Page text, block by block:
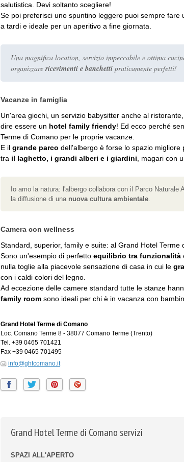
salutistica. Devi soltanto scegliere!
Se poi preferisci uno spuntino leggero puoi sempre fare
a tardi e ideale per un aperitivo a fine giornata.
Una magnifica location, servizio impeccabile e ottima
organizzare ricevimenti e banchetti praticamente perfetti!
Vacanze in famiglia
Un'area giochi, un servizio babysitter anche al
dire essere un hotel family friendy! Ed ecco perché
Terme di Comano per le proprie vacanze.
E il grande parco dell'albergo è forse lo spazio
tra il laghetto, i grandi alberi e i giardini , magari con
Io amo la natura: l'albergo collabora con il Parco Naturale
la diffusione di una nuova cultura ambientale.
Camera con wellness
Standard, superior, family e suite: al Grand Hotel Terme
Sono un'esempio di perfetto equilibrio tra funzionalità
nulla toglie alla piacevole sensazione di casa in cui le
con i caldi colori del legno.
Ad eccezione delle camere standard tutte le stanze
family room sono ideali per chi è in vacanza con
Grand Hotel Terme di Comano
Loc. Comano Terme 8 - 38077 Comano Terme (Trento)
Tel. +39 0465 701421
Fax +39 0465 701495
info@ghtcomano.it
Grand Hotel Terme di Comano servizi
SPAZI ALL'APERTO